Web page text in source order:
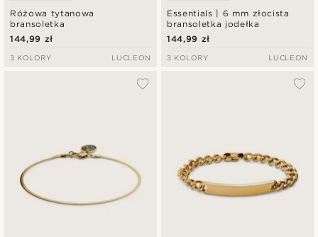
Różowa tytanowa
bransoletka
144,99 zł
3 KOLORY LUCLEON
Essentials | 6 mm złocista
bransoletka jodełka
144,99 zł
3 KOLORY LUCLEON